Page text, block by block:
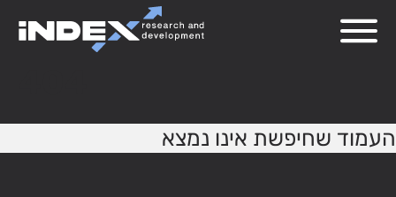
העמוד שחיפשת אינו נמצא